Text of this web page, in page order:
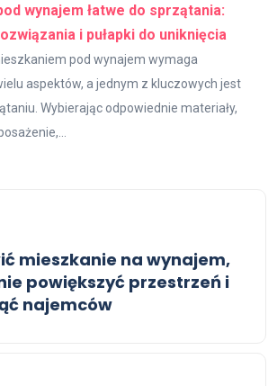
wynajem łatwe do sprzątania:
i pułapki do uniknięcia
pod wynajem wymaga
aspektów, a jednym z kluczowych jest
Wybierając odpowiednie materiały,
mieszkanie na wynajem,
powiększyć przestrzeń i
najemców